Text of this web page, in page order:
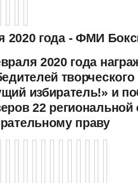
2020 года - ФМИ
2020 года
избиратель!» и
22
праву